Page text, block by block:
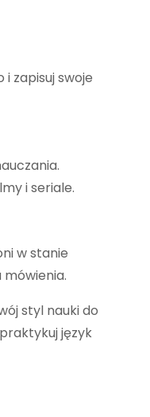
zapisuj swoje
i seriale.
w stanie
styl nauki do
język